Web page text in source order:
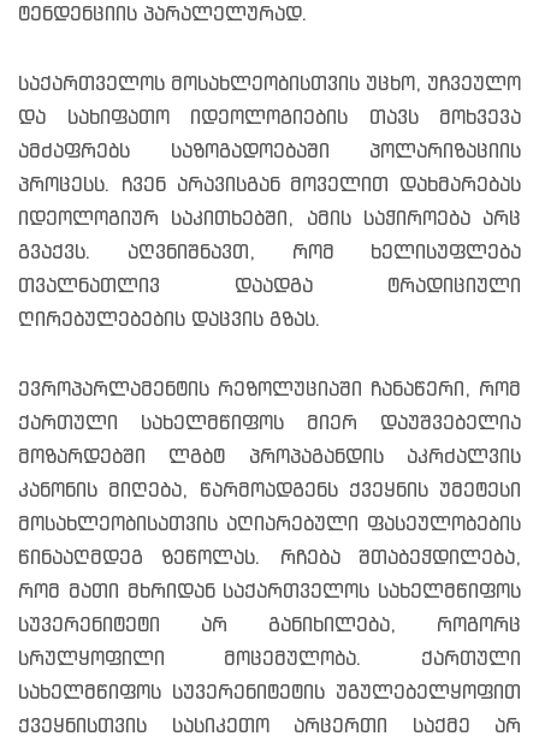
ტენდენციის პარალელურად.
საქართველოს მოსახლეობისთვის უცხო, უჩვეულო
და სახიფათო იდეოლოგიების თავს მოხვევა
ამძაფრებს საზოგადოებაში პოლარიზაციის
პროცესს. ჩვენ არავისგან მოველით დახმარებას
იდეოლოგიურ საკითხებში, ამის საჭიროება არც
გვაქვს. აღვნიშნავთ, რომ ხელისუფლება
თვალნათლივ დაადგა ტრადიციული
ღირებულებების დაცვის გზას.
ევროპარლამენტის რეზოლუციაში ჩანაწერი, რომ
ქართული სახელმწიფოს მიერ დაუშვებელია
მოზარდებში ლგბტ პროპაგანდის აკრძალვის
კანონის მიღება, წარმოადგენს ქვეყნის უმეტესი
მოსახლეობისათვის აღიარებული ფასეულობების
წინააღმდეგ ზეწოლას. რჩება შთაბეჭდილება,
რომ მათი მხრიდან საქართველოს სახელმწიფოს
სუვერენიტეტი არ განიხილება, როგორც
სრულყოფილი მოცემულობა. ქართული
სახელმწიფოს სუვერენიტეტის უგულებელყოფით
ქვეყნისთვის სასიკეთო არცერთი საქმე არ